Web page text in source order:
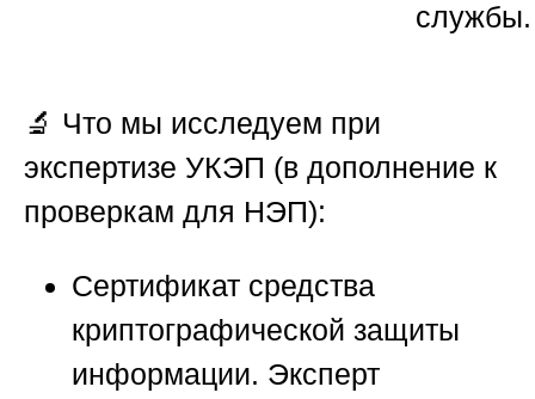
службы.
🔬 Что мы исследуем при
экспертизе УКЭП (в дополнение к
проверкам для НЭП):
Сертификат средства
криптографической защиты
информации. Эксперт